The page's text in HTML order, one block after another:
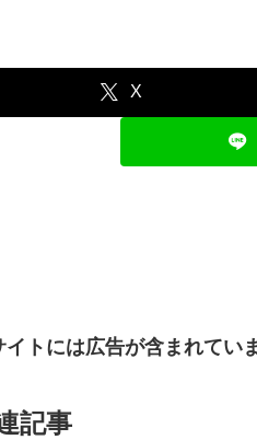
X
イトには広告が含まれてい
記事